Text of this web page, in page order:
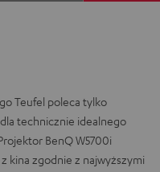
Teufel poleca tylko
technicznie idealnego
BenQ W5700i
kina zgodnie z najwyższymi